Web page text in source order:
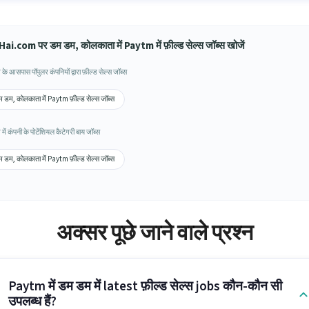
पर डम डम, कोलकाता में Paytm में फ़ील्ड सेल्स जॉब्स खोजें
आसपास पॉपुलर कंपनियों द्वारा फ़ील्ड सेल्स जॉब्स
डम, कोलकाता में Paytm फ़ील्ड सेल्स जॉब्स
कंपनी के पोटेंशियल कैटेगरी बाय जॉब्स
डम, कोलकाता में Paytm फ़ील्ड सेल्स जॉब्स
अक्सर पूछे जाने वाले प्रश्न
Paytm में डम डम में latest फ़ील्ड सेल्स jobs कौन-कौन सी
उपलब्ध हैं?